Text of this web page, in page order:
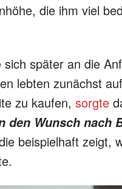
die ihm viel
später an die
lebten zunächst
zu kaufen, sorgte
den Wunsch nach
beispielhaft zeigt,